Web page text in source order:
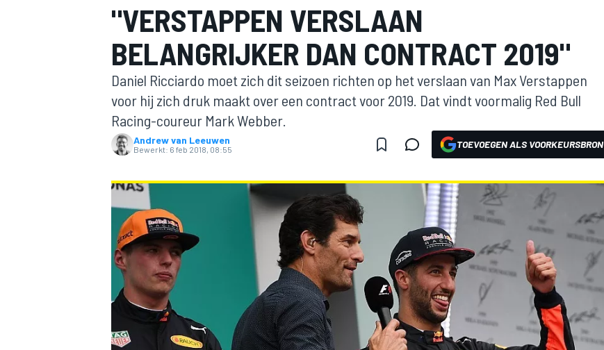
MOTOGP
"VERSTAPPEN VERSLAAN
BELANGRIJKER DAN CONTRACT 2019"
Daniel Ricciardo moet zich dit seizoen richten op het verslaan van Max Verstappen
voor hij zich druk maakt over een contract voor 2019. Dat vindt voormalig Red Bull
Racing-coureur Mark Webber.
Andrew van Leeuwen
Bewerkt: 6 feb 2018, 08:55 TOEVOEGEN ALS VOORKEURSBRON